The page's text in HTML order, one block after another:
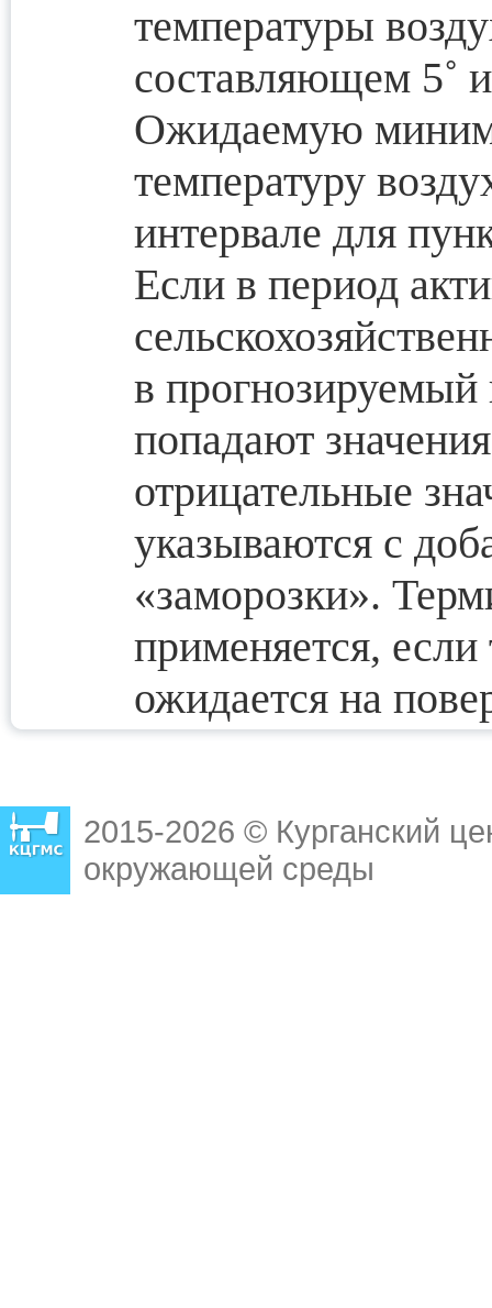
температуры
составляющем 5˚
Ожидаемую
температуру
интервале для
Если в период
в прогнозируемый
попадают
отрицательные
указываются с
«заморозки».
применяется,
ожидается на
2015-2026 © Курганский
окружающей среды